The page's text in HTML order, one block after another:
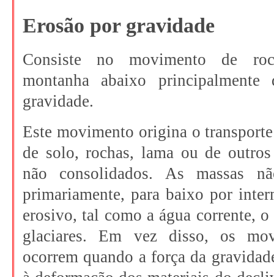
Erosão por gravidade
Consiste no movimento de
montanha abaixo
gravidade.
Este movimento origina o
de solo, rochas, lama ou de
não consolidados. As massas
primariamente, para baixo por
erosivo, tal como a água corrente,
glaciares. Em vez disso, os
ocorrem quando a força da